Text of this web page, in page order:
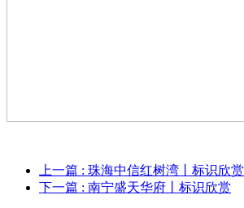
上一篇 : 珠海中信红树湾丨标识欣赏
下一篇 : 南宁盛天华府丨标识欣赏